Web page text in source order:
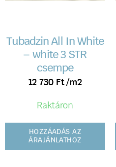
Tubadzin All In White
– white 3 STR
csempe
12 730 Ft /m2
Raktáron
HOZZÁADÁS AZ
ÁRAJÁNLATHOZ